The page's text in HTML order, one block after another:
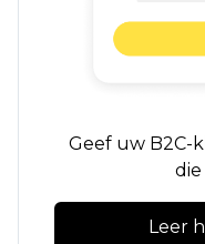
Geef uw B2C-
Leer